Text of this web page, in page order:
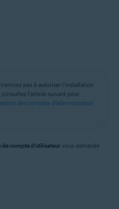
pas à autoriser l’installation
consultez l’article suivant pour
des comptes d’administrateur
compte d’utilisateurvous demande
.